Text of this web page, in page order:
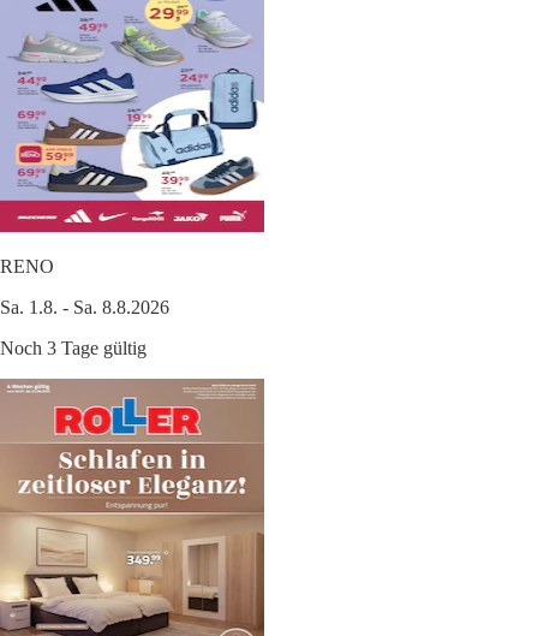
RENO
Sa. 1.8. - Sa. 8.8.2026
Noch 3 Tage gültig